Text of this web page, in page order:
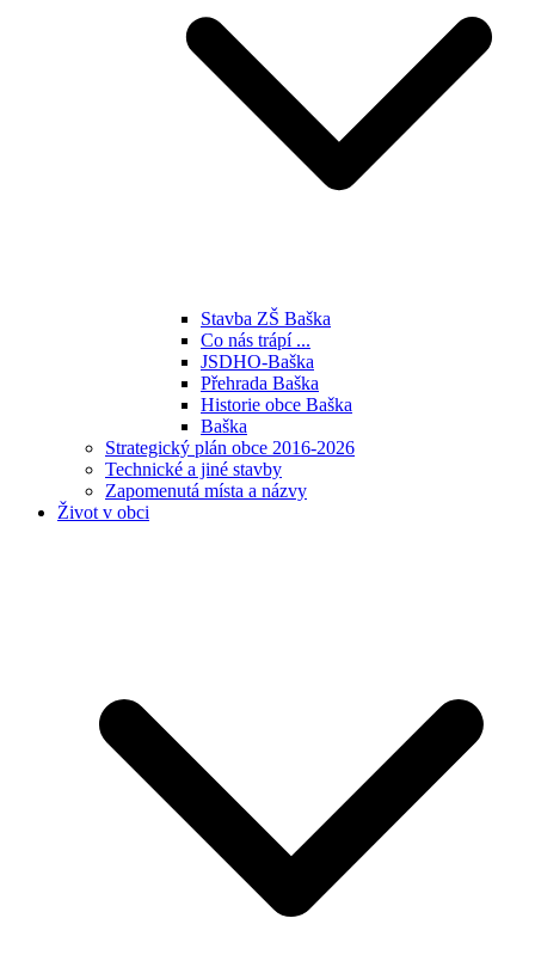
Stavba ZŠ Baška
Co nás trápí ...
JSDHO-Baška
Přehrada Baška
Historie obce Baška
Baška
Strategický plán obce 2016-2026
Technické a jiné stavby
Zapomenutá místa a názvy
Život v obci